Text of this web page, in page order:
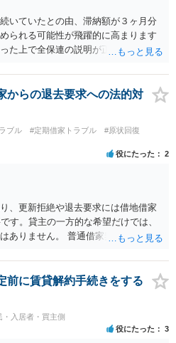
いていたとの由、滞納額が３ヶ月分
られる可能性が飛躍的に高まります
た上で全保連の説明が正しければ、
中身のある返答は期待できないと思
からの退去要求への法的対
ブル #定期借家トラブル
#原状回復
役にたった 2
、更新拒絶や退去要求には借地借家
す。貸主の一方的な希望だけでは、
ありません。 普通借家契約から定期
になりますが、これは任意の合意が
ば成立しません。 12年間の居住実
がり、転居費用の準備が困難な事情
必要性として正当事由判断において
にかなり具体的な事情と立退料など
るハードルは一般的に高いと考えら
前に賃貸解約手続きをする
・入居者・買主側
役にたった 3